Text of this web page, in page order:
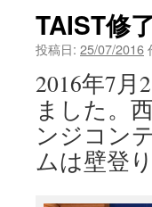
ツ
へ
ス
TAIST修
投稿日: 25/07/2016
2016年7
ました。
ンジコン
ムは壁登